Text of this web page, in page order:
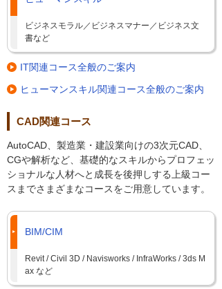
ビジネスモラル／ビジネスマナー／ビジネス文
書など
IT関連コース全般のご案内
ヒューマンスキル関連コース全般のご案内
CAD関連コース
AutoCAD、製造業・建設業向けの3次元CAD、
CGや解析など、基礎的なスキルからプロフェッ
ショナルな人材へと成長を後押しする上級コー
スまでさまざまなコースをご用意しています。
BIM/CIM
Revit / Civil 3D / Navisworks / InfraWorks / 3ds M
ax など